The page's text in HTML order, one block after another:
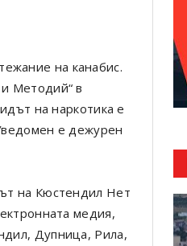
на канабис.
Методий“ в
на наркотика е
е дежурен
на Кюстендил Нет
медия,
Дупница, Рила,